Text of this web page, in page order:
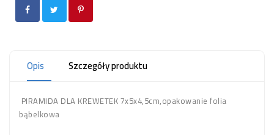
Opis Szczegóły produktu
PIRAMIDA DLA KREWETEK 7x5x4,5cm,opakowanie folia
bąbelkowa